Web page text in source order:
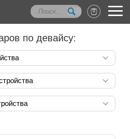
по девайсу: